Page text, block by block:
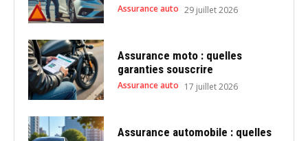
Assurance auto 29 juillet 2026
Assurance moto : quelles
garanties souscrire
Assurance auto 17 juillet 2026
Assurance automobile : quelles